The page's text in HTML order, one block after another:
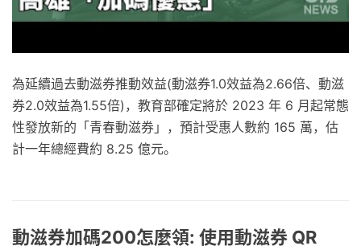
為延續過去動滋券推動效益(動滋券1.0效益為2.66倍、動滋
券2.0效益為1.55倍)，教育部確定將於 2023 年 6 月起常態
性發放新的「青春動滋券」，預計受惠人數約 165 萬，估
計一年總經費約 8.25 億元。
動滋券加碼200怎麼領: 使用動滋券 QR